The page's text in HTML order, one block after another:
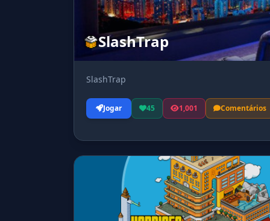
SlashTrap
SlashTrap
Jogar 45 1,001 Comentários